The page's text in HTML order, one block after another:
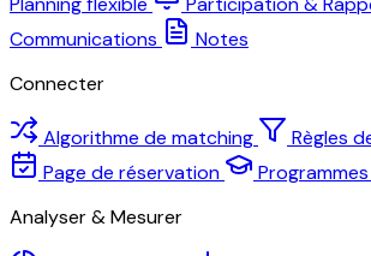
Communications
Notes
Connecter
Algorithme de matching
Règles
Page de réservation
Analyser & Mesurer